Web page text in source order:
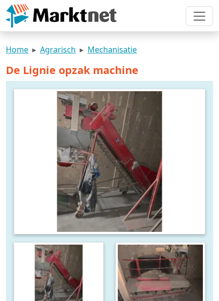
Home Agrarisch Mechanisatie
De Lignie opzak machine